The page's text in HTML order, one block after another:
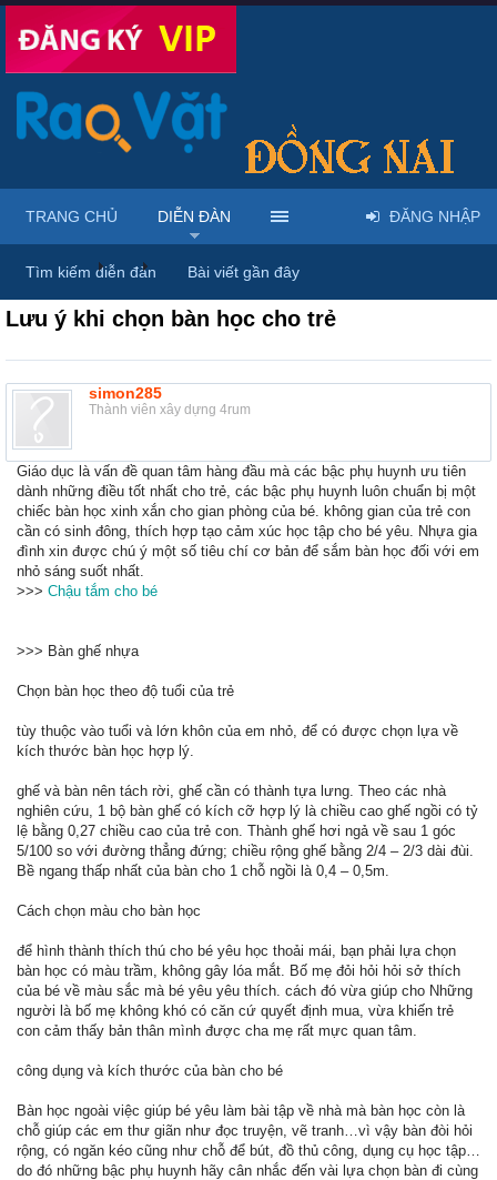
Diễn đàn ... Rao vặt tổng hợp - Uy tín - Miễn phí
Lưu ý khi chọn bàn học cho trẻ
simon285
Thành viên xây dựng 4rum
Giáo dục là vấn đề quan tâm hàng đầu mà các bậc phụ huynh ưu tiên
dành những điều tốt nhất cho trẻ, các bậc phụ huynh luôn chuẩn bị một
chiếc bàn học xinh xắn cho gian phòng của bé. không gian của trẻ con
cần có sinh đông, thích hợp tạo cảm xúc học tập cho bé yêu. Nhựa gia
đình xin được chú ý một số tiêu chí cơ bản để sắm bàn học đối với em
nhỏ sáng suốt nhất.
>>> Chậu tắm cho bé
>>> Bàn ghế nhựa
Chọn bàn học theo độ tuổi của trẻ
tùy thuộc vào tuổi và lớn khôn của em nhỏ, để có được chọn lựa về
kích thước bàn học hợp lý.
ghế và bàn nên tách rời, ghế cần có thành tựa lưng. Theo các nhà
nghiên cứu, 1 bộ bàn ghế có kích cỡ hợp lý là chiều cao ghế ngồi có tỷ
lệ bằng 0,27 chiều cao của trẻ con. Thành ghế hơi ngả về sau 1 góc
5/100 so với đường thẳng đứng; chiều rộng ghế bằng 2/4 – 2/3 dài đùi.
Bề ngang thấp nhất của bàn cho 1 chỗ ngồi là 0,4 – 0,5m.
Cách chọn màu cho bàn học
để hình thành thích thú cho bé yêu học thoải mái, bạn phải lựa chọn
bàn học có màu trầm, không gây lóa mắt. Bố mẹ đỏi hỏi hỏi sở thích
của bé về màu sắc mà bé yêu yêu thích. cách đó vừa giúp cho Những
người là bố mẹ không khó có căn cứ quyết định mua, vừa khiến trẻ
con cảm thấy bản thân mình được cha mẹ rất mực quan tâm.
công dụng và kích thước của bàn cho bé
Bàn học ngoài việc giúp bé yêu làm bài tập về nhà mà bàn học còn là
chỗ giúp các em thư giãn như đọc truyện, vẽ tranh…vì vậy bàn đòi hỏi
rộng, có ngăn kéo cũng như chỗ để bút, đồ thủ công, dụng cụ học tập…
do đó những bậc phụ huynh hãy cân nhắc đến vài lựa chọn bàn đi cùng
TRANG CHỦ DIỄN ĐÀN
Tìm kiếm diễn đàn Bài viết gần đây
ĐĂNG NHẬP